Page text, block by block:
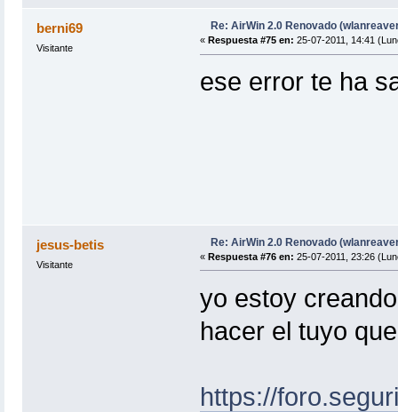
berni69
Visitante
Re: AirWin 2.0 Renovado
« Respuesta #75 en: 25-07-2011, 14:41
ese error te ha
jesus-betis
Visitante
Re: AirWin 2.0 Renovado
« Respuesta #76 en: 25-07-2011, 23:26
yo estoy
hacer el tuyo
https://